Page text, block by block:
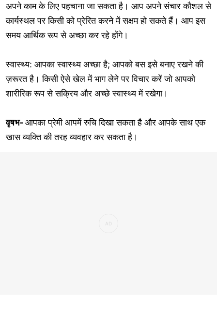
अपने काम के लिए पहचाना जा सकता है। आप अपने संचार कौशल से
कार्यस्थल पर किसी को प्रेरित करने में सक्षम हो सकते हैं। आप इस
समय आर्थिक रूप से अच्छा कर रहे होंगे।
स्वास्थ्य: आपका स्वास्थ्य अच्छा है; आपको बस इसे बनाए रखने की
ज़रूरत है। किसी ऐसे खेल में भाग लेने पर विचार करें जो आपको
शारीरिक रूप से सक्रिय और अच्छे स्वास्थ्य में रखेगा।
वृषभ-आपका प्रेमी आपमें रुचि दिखा सकता है और आपके साथ एक
खास व्यक्ति की तरह व्यवहार कर सकता है।